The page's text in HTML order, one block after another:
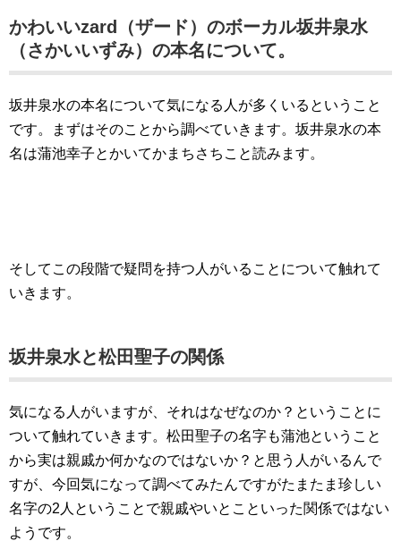
かわいいzard（ザード）のボーカル坂井泉水
（さかいいずみ）の本名について。
坂井泉水の本名について気になる人が多くいるということ
です。まずはそのことから調べていきます。坂井泉水の本
名は蒲池幸子とかいてかまちさちこと読みます。
そしてこの段階で疑問を持つ人がいることについて触れて
いきます。
坂井泉水と松田聖子の関係
気になる人がいますが、それはなぜなのか？ということに
ついて触れていきます。松田聖子の名字も蒲池ということ
から実は親戚か何かなのではないか？と思う人がいるんで
すが、今回気になって調べてみたんですがたまたま珍しい
名字の2人ということで親戚やいとこといった関係ではない
ようです。